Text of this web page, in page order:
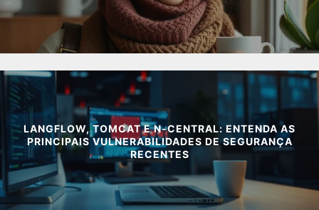
LANGFLOW, TOMCAT E N-CENTRAL: ENTENDA AS
PRINCIPAIS VULNERABILIDADES DE SEGURANÇA
RECENTES